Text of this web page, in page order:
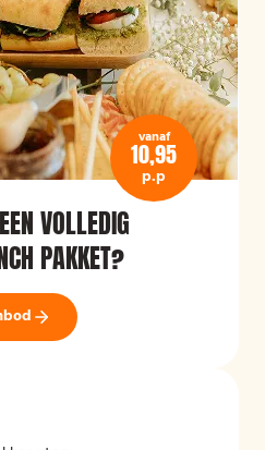
vanaf
10,95
p.p
VOLLEDIG
PAKKET?